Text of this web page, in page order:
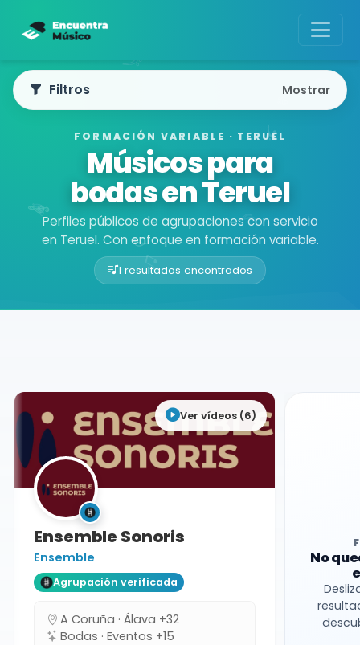
FORMACIÓN VARIABLE · TERUEL
Músicos para
bodas en Teruel
Perfiles públicos de agrupaciones con servicio
en Teruel. Con enfoque en formación variable.
1 resultados encontrados
Buscador de músicos
Filtros Mostrar
Ver vídeos (6)
Ensemble Sonoris
Ensemble
Agrupación verificada
A Coruña · Álava +32
Bodas · Eventos +15
No